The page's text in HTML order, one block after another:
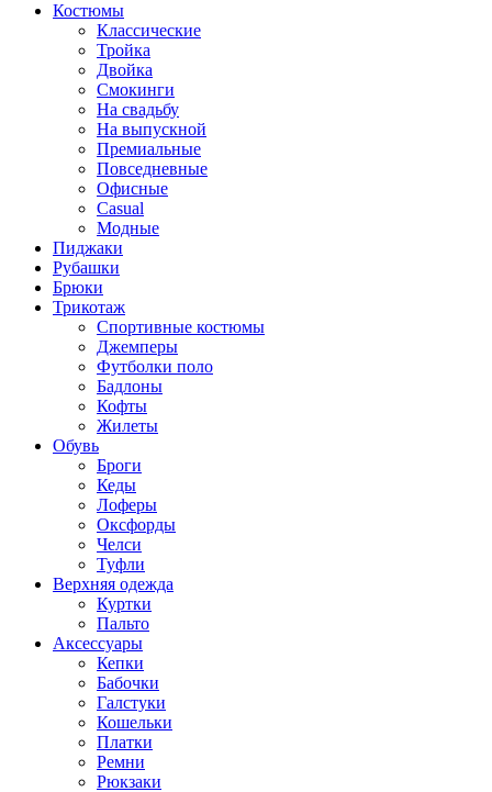
Костюмы
Классические
Тройка
Двойка
Смокинги
На свадьбу
На выпускной
Премиальные
Повседневные
Офисные
Casual
Модные
Пиджаки
Рубашки
Брюки
Трикотаж
Спортивные костюмы
Джемперы
Футболки поло
Бадлоны
Кофты
Жилеты
Обувь
Броги
Кеды
Лоферы
Оксфорды
Челси
Туфли
Верхняя одежда
Куртки
Пальто
Аксессуары
Кепки
Бабочки
Галстуки
Кошельки
Платки
Ремни
Рюкзаки